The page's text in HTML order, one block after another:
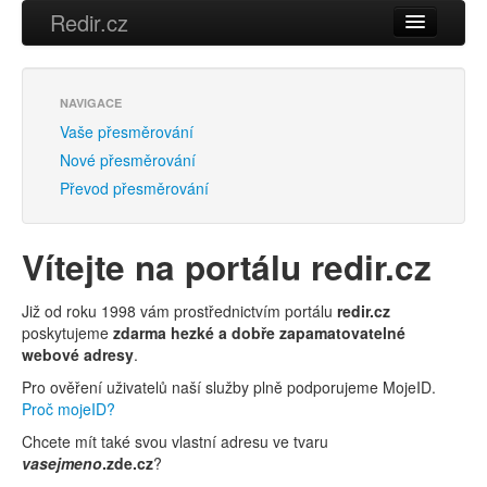
Redir.cz
Přihlásit se
Vaše přesměrování
Nové přesměrování
Převod přesměrování
NAVIGACE
Vaše přesměrování
Nové přesměrování
Převod přesměrování
Vítejte na portálu redir.cz
Již od roku 1998 vám prostřednictvím portálu redir.cz
poskytujeme zdarma hezké a dobře zapamatovatelné
webové adresy.
Pro ověření uživatelů naší služby plně podporujeme MojeID.
Proč mojeID?
Chcete mít také svou vlastní adresu ve tvaru
vasejmeno.zde.cz?